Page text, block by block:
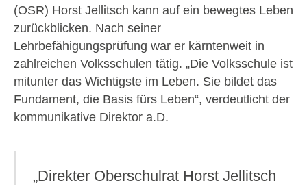
(OSR) Horst Jellitsch kann auf ein bewegtes Leben
zurückblicken. Nach seiner
Lehrbefähigungsprüfung war er kärntenweit in
zahlreichen Volksschulen tätig. „Die Volksschule ist
mitunter das Wichtigste im Leben. Sie bildet das
Fundament, die Basis fürs Leben“, verdeutlicht der
kommunikative Direktor a.D.
„Direkter Oberschulrat Horst Jellitsch